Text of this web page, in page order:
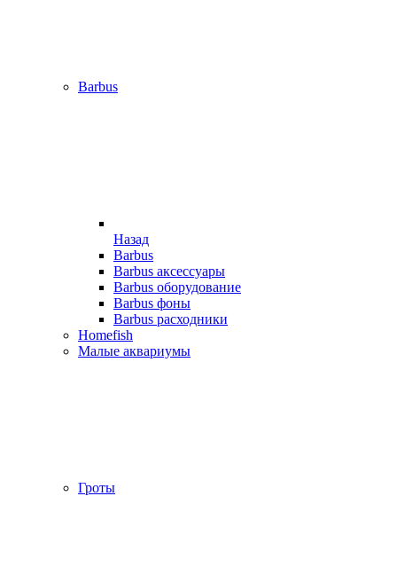
Barbus
Назад
Barbus
Barbus аксессуары
Barbus оборудование
Barbus фоны
Barbus расходники
Homefish
Малые аквариумы
Гроты